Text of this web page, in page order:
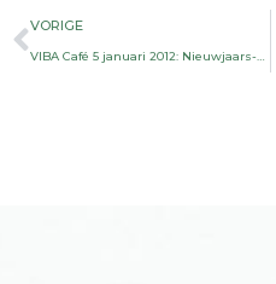
Vorige
VORIGE